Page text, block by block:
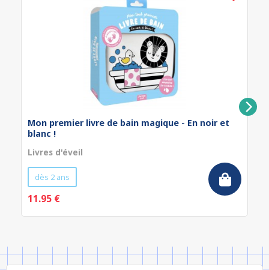
Mon premier livre de bain magique - En noir et
blanc !
Livres d'éveil
dès 2 ans
11.95 €